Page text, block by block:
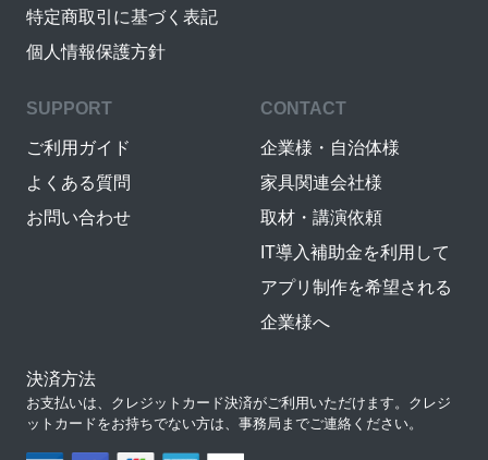
特定商取引に基づく表記
個人情報保護方針
SUPPORT
ご利用ガイド
よくある質問
お問い合わせ
CONTACT
企業様・自治体様
家具関連会社様
取材・講演依頼
IT導入補助金を利用して
アプリ制作を希望される
企業様へ
決済方法
お支払いは、クレジットカード決済がご利用いただけます。クレジ
ットカードをお持ちでない方は、事務局までご連絡ください。